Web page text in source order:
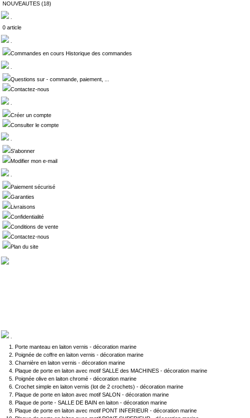
NOUVEAUTES (18)
0 article
Commandes en cours Historique des commandes
Questions sur - commande, paiement, ...
Contactez-nous
Créer un compte
Consulter le compte
S'abonner
Modifier mon e-mail
Paiement sécurisé
Garanties
Livraisons
Confidentialité
Conditions de vente
Contactez-nous
Plan du site
Porte manteau en laiton vernis - décoration marine
Poignée de coffre en laiton vernis - décoration marine
Charnière en laiton vernis - décoration marine
Plaque de porte en laiton avec motif SALLE des MACHINES - décoration marine
Poignée olive en laiton chromé - décoration marine
Crochet simple en laiton vernis (lot de 2 crochets) - décoration marine
Plaque de porte en laiton avec motif SALON - décoration marine
Plaque de porte - SALLE DE BAIN en laiton - décoration marine
Plaque de porte en laiton avec motif PONT INFERIEUR - décoration marine